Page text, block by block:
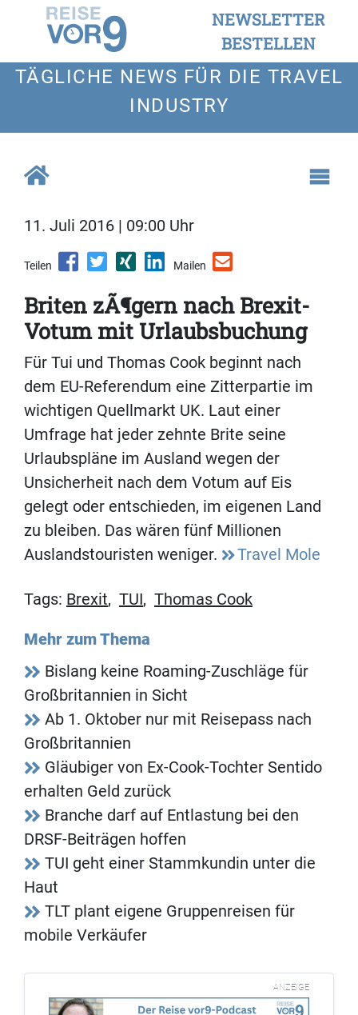
NEWSLETTER
BESTELLEN
TÄGLICHE NEWS FÜR DIE TRAVEL
INDUSTRY
11. Juli 2016 | 09:00 Uhr
Teilen Mailen
Briten zÃ¶gern nach Brexit-
Votum mit Urlaubsbuchung
Für Tui und Thomas Cook beginnt nach
dem EU-Referendum eine Zitterpartie im
wichtigen Quellmarkt UK. Laut einer
Umfrage hat jeder zehnte Brite seine
Urlaubspläne im Ausland wegen der
Unsicherheit nach dem Votum auf Eis
gelegt oder entschieden, im eigenen Land
zu bleiben. Das wären fünf Millionen
Auslandstouristen weniger.
Travel Mole
Tags: Brexit, TUI, Thomas Cook
Mehr zum Thema
Bislang keine Roaming-Zuschläge für
Großbritannien in Sicht
Ab 1. Oktober nur mit Reisepass nach
Großbritannien
Gläubiger von Ex-Cook-Tochter Sentido
erhalten Geld zurück
Branche darf auf Entlastung bei den
DRSF-Beiträgen hoffen
TUI geht einer Stammkundin unter die
Haut
TLT plant eigene Gruppenreisen für
mobile Verkäufer
ANZEIGE